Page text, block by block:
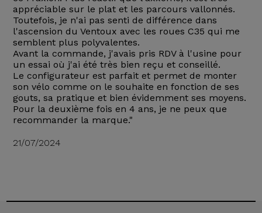
appréciable sur le plat et les parcours vallonnés.
Toutefois, je n'ai pas senti de différence dans
l'ascension du Ventoux avec les roues C35 qui me
semblent plus polyvalentes.
Avant la commande, j'avais pris RDV à l'usine pour
un essai où j'ai été très bien reçu et conseillé.
Le configurateur est parfait et permet de monter
son vélo comme on le souhaite en fonction de ses
gouts, sa pratique et bien évidemment ses moyens.
Pour la deuxième fois en 4 ans, je ne peux que
recommander la marque."
21/07/2024